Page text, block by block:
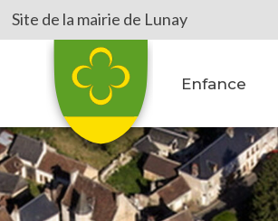
Site de la mairie de Lunay
Enfance